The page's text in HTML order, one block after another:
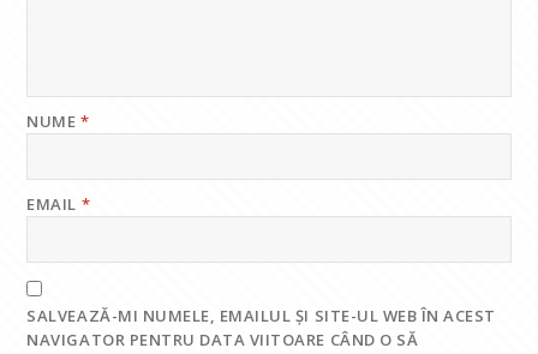
NUME*
EMAIL *
SALVEAZĂ-MI NUMELE, EMAILUL ȘI SITE-UL WEB ÎN ACEST
NAVIGATOR PENTRU DATA VIITOARE CÂND O SĂ